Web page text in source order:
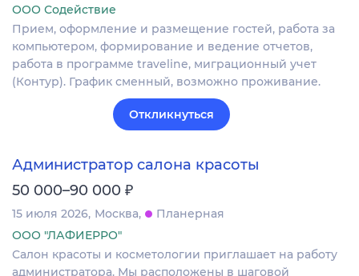
ООО Содействие
Прием, оформление и размещение гостей, работа за
компьютером, формирование и ведение отчетов,
работа в программе traveline, миграционный учет
(Контур). График сменный, возможно проживание.
Откликнуться
Администратор салона красоты
50 000–90 000 ₽
15 июля 2026 Москва
Планерная
ООО "ЛАФИЕРРО"
Салон красоты и косметологии приглашает на работу
администратора. Мы расположены в шаговой